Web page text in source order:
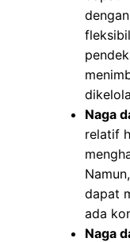
Naga
relatif
dapat
ada
Naga